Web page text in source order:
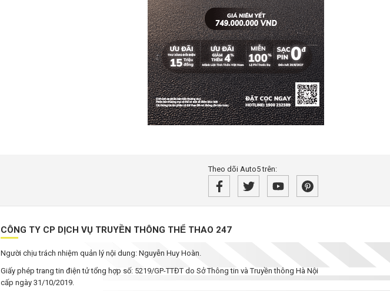
Theo dõi Auto5 trên:
CÔNG TY CP DỊCH VỤ TRUYỀN THÔNG THỂ THAO 247
Người chịu trách nhiệm quản lý nội dung: Nguyễn Huy Hoàn.
Giấy phép trang tin điện tử tổng hợp số: 5219/GP-TTĐT do Sở Thông tin và Truyền thông Hà Nội
cấp ngày 31/10/2019.